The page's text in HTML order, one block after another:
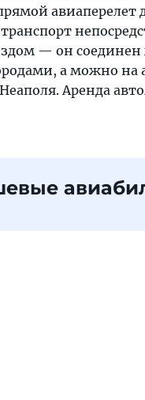
авиаперелет
— он
а можно на
Аренда